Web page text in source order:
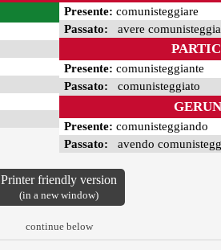
Presente: comunisteggiare
Passato: avere
Presente: comunisteggiante
Passato: comunisteggiato
Presente: comunisteggiando
Passato: avendo
Printer friendly version
(in a new window)
continue below